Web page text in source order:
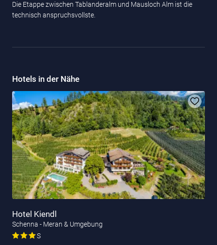
Die Etappe zwischen Tablanderalm und Mausloch Alm ist die
technisch anspruchsvollste.
Hotels in der Nähe
Hotel Kiendl
Schenna - Meran & Umgebung
S